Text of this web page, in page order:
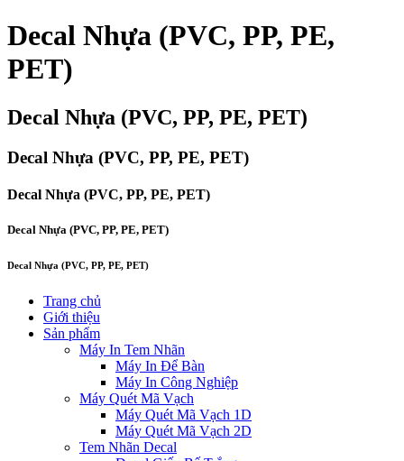
Decal Nhựa (PVC, PP, PE,
PET)
Decal Nhựa (PVC, PP, PE, PET)
Decal Nhựa (PVC, PP, PE, PET)
Decal Nhựa (PVC, PP, PE, PET)
Decal Nhựa (PVC, PP, PE, PET)
Decal Nhựa (PVC, PP, PE, PET)
Trang chủ
Giới thiệu
Sản phẩm
Máy In Tem Nhãn
Máy In Để Bàn
Máy In Công Nghiệp
Máy Quét Mã Vạch
Máy Quét Mã Vạch 1D
Máy Quét Mã Vạch 2D
Tem Nhãn Decal